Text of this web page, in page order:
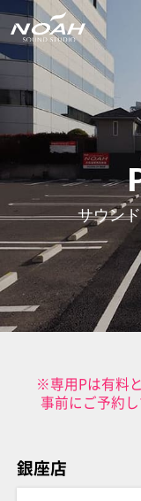
サウン
※専用Pは有料
事前にご予約し
銀座店